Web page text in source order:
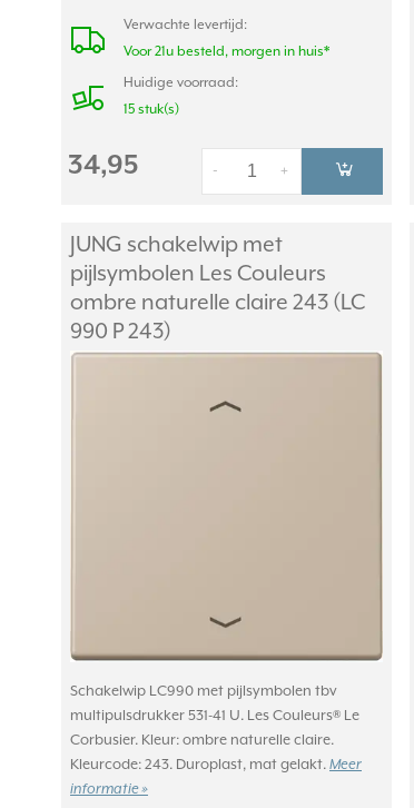
Verwachte levertijd:
Voor 21u besteld, morgen in huis*
Huidige voorraad:
15 stuk(s)
34,95 +
-
JUNG schakelwip met
pijlsymbolen Les Couleurs
ombre naturelle claire 243 (LC
990 P 243)
Schakelwip LC990 met pijlsymbolen tbv
multipulsdrukker 531-41 U. Les Couleurs® Le
Corbusier. Kleur: ombre naturelle claire.
Kleurcode: 243. Duroplast, mat gelakt. Meer
informatie »